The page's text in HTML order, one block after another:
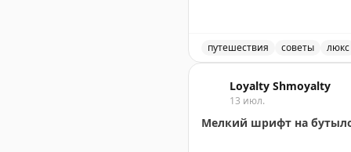
карту эвакуации после
действительно дает
Your Mileage May Vary|
путешествия советы люкс
Loyalty Shmoyalty
13 июл.
Мелкий шрифт на